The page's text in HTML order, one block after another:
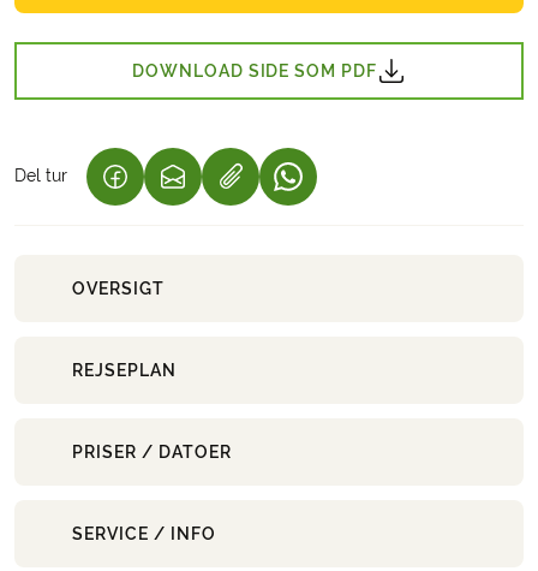
DOWNLOAD SIDE SOM PDF
Del tur (LINK ÅBNER I NY FANE)
(LINK ÅBNER I NY FANE)(LINK ÅBNER I NY FANE)
OVERSIGT
REJSEPLAN
PRISER / DATOER
SERVICE / INFO